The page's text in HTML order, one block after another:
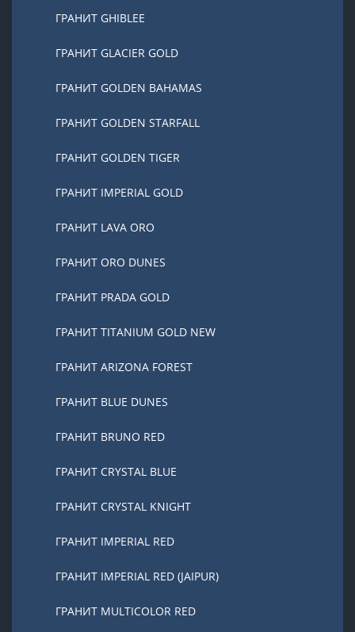
ГРАНИТ GHIBLEE
ГРАНИТ GLACIER GOLD
ГРАНИТ GOLDEN BAHAMAS
ГРАНИТ GOLDEN STARFALL
ГРАНИТ GOLDEN TIGER
ГРАНИТ IMPERIAL GOLD
ГРАНИТ LAVA ORO
ГРАНИТ ORO DUNES
ГРАНИТ PRADA GOLD
ГРАНИТ TITANIUM GOLD NEW
ГРАНИТ ARIZONA FOREST
ГРАНИТ BLUE DUNES
ГРАНИТ BRUNO RED
ГРАНИТ CRYSTAL BLUE
ГРАНИТ CRYSTAL KNIGHT
ГРАНИТ IMPERIAL RED
ГРАНИТ IMPERIAL RED (JAIPUR)
ГРАНИТ MULTICOLOR RED